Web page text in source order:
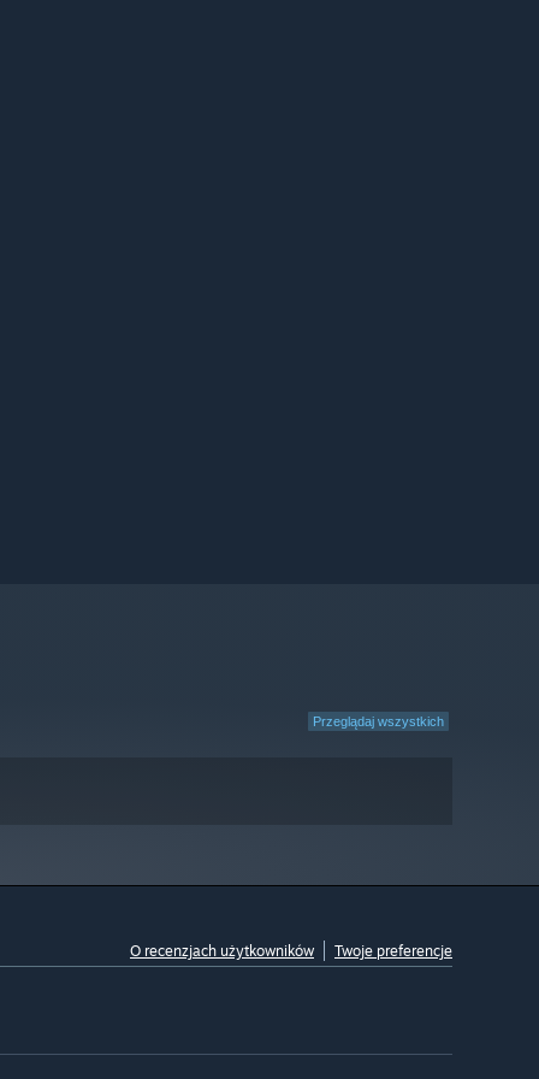
Przeglądaj wszystkich
O recenzjach użytkowników Twoje preferencje